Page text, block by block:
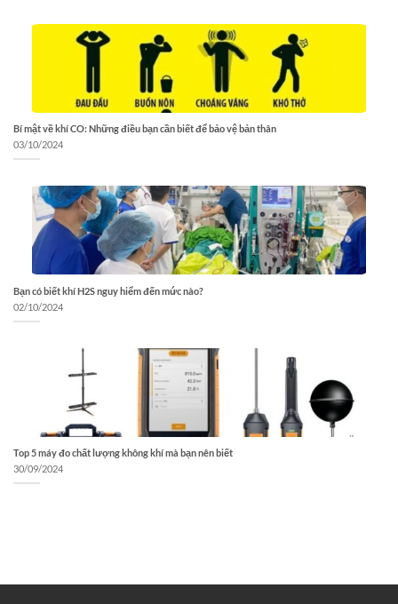
Bí mật về khí CO: Những điều bạn cần biết để bảo vệ bản thân
03/10/2024
Bạn có biết khí H2S nguy hiểm đến mức nào?
02/10/2024
Top 5 máy đo chất lượng không khí mà bạn nên biết
30/09/2024